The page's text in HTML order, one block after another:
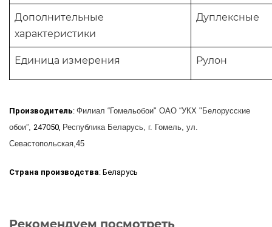
Дополнительные
характеристики
Единица измерения Рулон
Производитель: Филиал “Гомельобои" ОАО “УКХ "Белорусские
обои”, 247050, Республика Беларусь, г. Гомель, ул.
Севастопольская,45
Страна производства: Беларусь
Рекомендуем посмотреть